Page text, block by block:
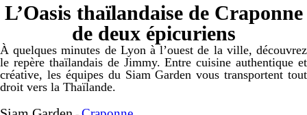
L’Oasis thaïlandaise de Craponne
de deux épicuriens
À quelques minutes de Lyon à l’ouest de la ville, découvrez
le repère thaïlandais de Jimmy. Entre cuisine authentique et
créative, les équipes du Siam Garden vous transportent tout
droit vers la Thaïlande.